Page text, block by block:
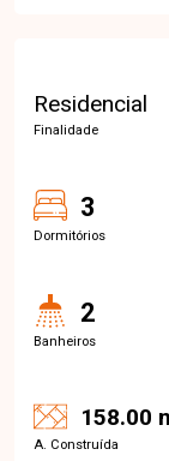
Residencial
Finalidade
3
Dormitórios
2
Banheiros
158.00
A. Construída